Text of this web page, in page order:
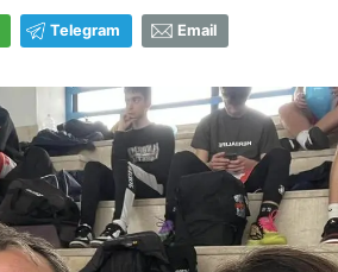
Telegram Email